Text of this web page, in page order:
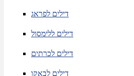
דילים לפראג
דילים ללימסול
דילים לכרתים
דילים לבאקו